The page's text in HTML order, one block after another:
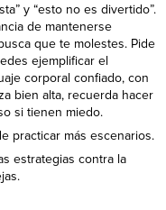
y “esto no es divertido”.
de mantenerse
que te molestes. Pide
ejemplificar el
corporal confiado, con
bien alta, recuerda hacer
si tienen miedo.
practicar más escenarios.
estrategias contra la